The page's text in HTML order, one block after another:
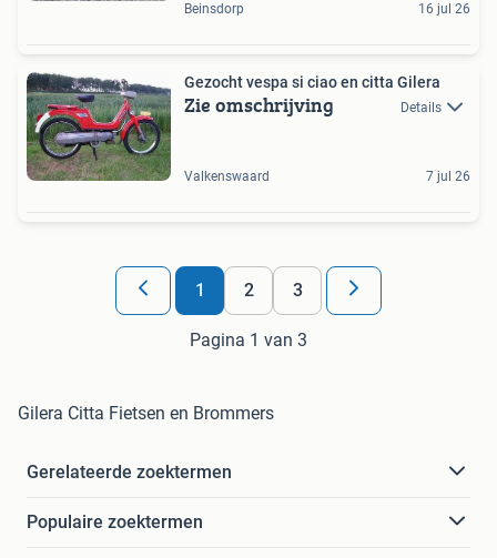
Beinsdorp 16 jul 26
Gezocht vespa si ciao en citta Gilera
Zie omschrijving Details
Valkenswaard 7 jul 26
1 2 3
Pagina 1 van 3
Gilera Citta Fietsen en Brommers
Gerelateerde zoektermen
Populaire zoektermen